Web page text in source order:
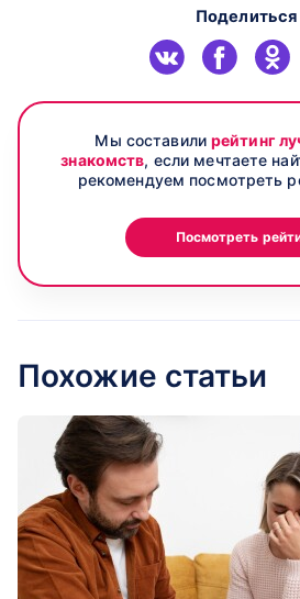
Поделиться
Мы составилирейтинг
знакомств, если мечтаете
рекомендуем посмотреть
Посмотреть
Похожие статьи